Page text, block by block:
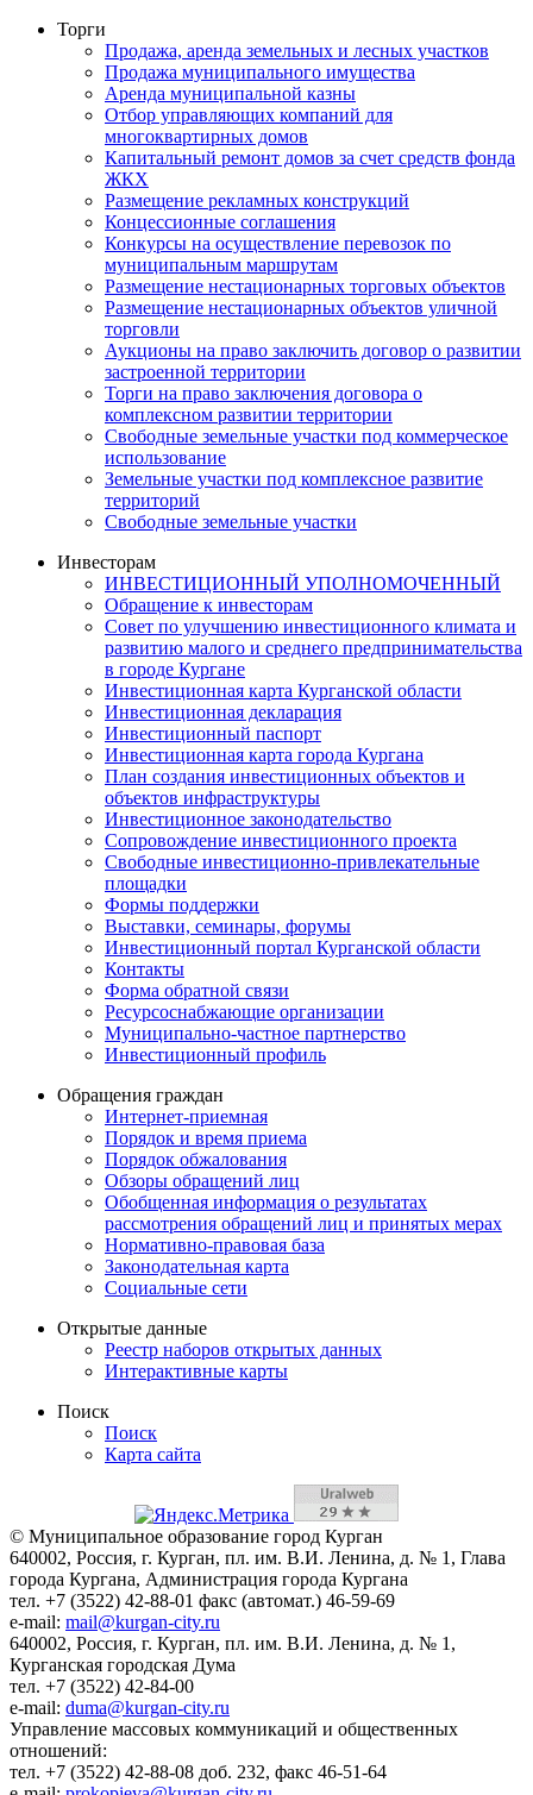
Торги
Продажа, аренда земельных и лесных участков
Продажа муниципального имущества
Аренда муниципальной казны
Отбор управляющих компаний для
многоквартирных домов
Капитальный ремонт домов за счет средств фонда
ЖКХ
Размещение рекламных конструкций
Концессионные соглашения
Конкурсы на осуществление перевозок по
муниципальным маршрутам
Размещение нестационарных торговых объектов
Размещение нестационарных объектов уличной
торговли
Аукционы на право заключить договор о развитии
застроенной территории
Торги на право заключения договора о
комплексном развитии территории
Свободные земельные участки под коммерческое
использование
Земельные участки под комплексное развитие
территорий
Свободные земельные участки
Инвесторам
ИНВЕСТИЦИОННЫЙ УПОЛНОМОЧЕННЫЙ
Обращение к инвесторам
Совет по улучшению инвестиционного климата и
развитию малого и среднего предпринимательства
в городе Кургане
Инвестиционная карта Курганской области
Инвестиционная декларация
Инвестиционный паспорт
Инвестиционная карта города Кургана
План создания инвестиционных объектов и
объектов инфраструктуры
Инвестиционное законодательство
Сопровождение инвестиционного проекта
Свободные инвестиционно-привлекательные
площадки
Формы поддержки
Выставки, семинары, форумы
Инвестиционный портал Курганской области
Контакты
Форма обратной связи
Ресурсоснабжающие организации
Муниципально-частное партнерство
Инвестиционный профиль
Обращения граждан
Интернет-приемная
Порядок и время приема
Порядок обжалования
Обзоры обращений лиц
Обобщенная информация о результатах
рассмотрения обращений лиц и принятых мерах
Нормативно-правовая база
Законодательная карта
Социальные сети
Открытые данные
Реестр наборов открытых данных
Интерактивные карты
Поиск
Поиск
Карта сайта
© Муниципальное образование город Курган
640002, Россия, г. Курган, пл. им. В.И. Ленина, д. № 1, Глава
города Кургана, Администрация города Кургана
тел. +7 (3522) 42-88-01 факс (автомат.) 46-59-69
e-mail: mail@kurgan-city.ru
640002, Россия, г. Курган, пл. им. В.И. Ленина, д. № 1,
Курганская городская Дума
тел. +7 (3522) 42-84-00
e-mail: duma@kurgan-city.ru
Управление массовых коммуникаций и общественных
отношений:
тел. +7 (3522) 42-88-08 доб. 232, факс 46-51-64